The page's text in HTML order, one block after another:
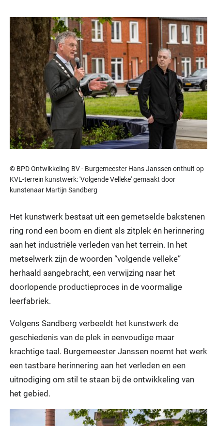
© BPD Ontwikkeling BV - Burgemeester Hans Janssen onthult op
KVL-terrein kunstwerk: 'Volgende Velleke' gemaakt door
kunstenaar Martijn Sandberg
Het kunstwerk bestaat uit een gemetselde bakstenen
ring rond een boom en dient als zitplek én herinnering
aan het industriële verleden van het terrein. In het
metselwerk zijn de woorden “volgende velleke”
herhaald aangebracht, een verwijzing naar het
doorlopende productieproces in de voormalige
leerfabriek.
Volgens Sandberg verbeeldt het kunstwerk de
geschiedenis van de plek in eenvoudige maar
krachtige taal. Burgemeester Janssen noemt het werk
een tastbare herinnering aan het verleden en een
uitnodiging om stil te staan bij de ontwikkeling van
het gebied.